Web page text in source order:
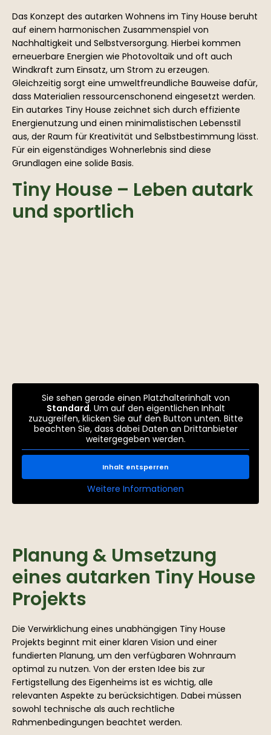
Das Konzept des autarken Wohnens im Tiny House beruht
auf einem harmonischen Zusammenspiel von
Nachhaltigkeit und Selbstversorgung. Hierbei kommen
erneuerbare Energien wie Photovoltaik und oft auch
Windkraft zum Einsatz, um Strom zu erzeugen.
Gleichzeitig sorgt eine umweltfreundliche Bauweise dafür,
dass Materialien ressourcenschonend eingesetzt werden.
Ein autarkes Tiny House zeichnet sich durch effiziente
Energienutzung und einen minimalistischen Lebensstil
aus, der Raum für Kreativität und Selbstbestimmung lässt.
Für ein eigenständiges Wohnerlebnis sind diese
Grundlagen eine solide Basis.
Tiny House – Leben autark
und sportlich
Sie sehen gerade einen Platzhalterinhalt von
Standard. Um auf den eigentlichen Inhalt
zuzugreifen, klicken Sie auf den Button unten. Bitte
beachten Sie, dass dabei Daten an Drittanbieter
weitergegeben werden.
Inhalt entsperren
Weitere Informationen
Planung & Umsetzung
eines autarken Tiny House
Projekts
Die Verwirklichung eines unabhängigen Tiny House
Projekts beginnt mit einer klaren Vision und einer
fundierten Planung, um den verfügbaren Wohnraum
optimal zu nutzen. Von der ersten Idee bis zur
Fertigstellung des Eigenheims ist es wichtig, alle
relevanten Aspekte zu berücksichtigen. Dabei müssen
sowohl technische als auch rechtliche
Rahmenbedingungen beachtet werden.